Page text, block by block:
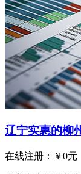
辽宁实惠的柳
在线注册：￥0元